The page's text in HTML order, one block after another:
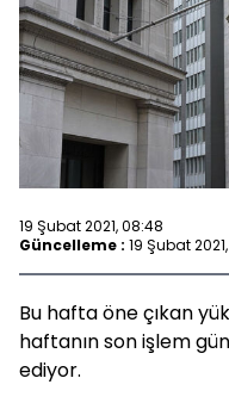
19 Şubat 2021, 08:48
Güncelleme : 19 Şubat
Bu hafta öne çıkan
haftanın son işlem
ediyor.